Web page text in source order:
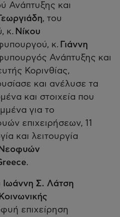
Ανάπτυξης και
, του
κ. Νίκου
κ. Γιάννη
Ανάπτυξης και
Κορινθίας,
και ανέλυσε τα
και στοιχεία που
για το
επιχειρήσεων, 11
και λειτουργία
.
Ιωάννη Σ. Λάτση
Κοινωνικής
επιχείρηση